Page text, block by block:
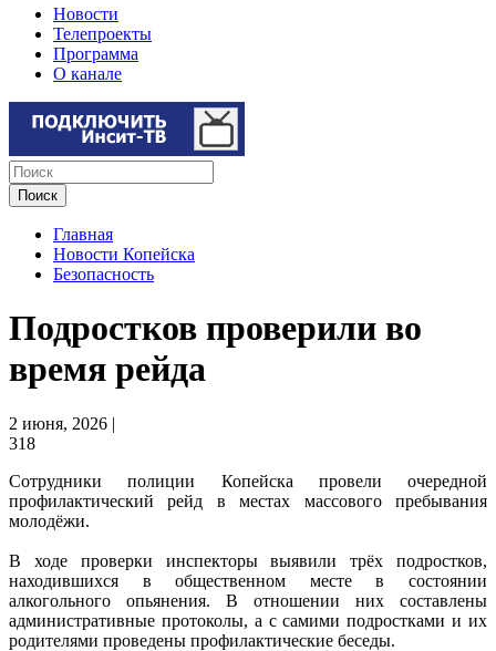
Новости
Телепроекты
Программа
О канале
Главная
Новости Копейска
Безопасность
Подростков проверили во
время рейда
2 июня, 2026 |
318
Сотрудники полиции Копейска провели очередной
профилактический рейд в местах массового пребывания
молодёжи.
В ходе проверки инспекторы выявили трёх подростков,
находившихся в общественном месте в состоянии
алкогольного опьянения. В отношении них составлены
административные протоколы, а с самими подростками и их
родителями проведены профилактические беседы.